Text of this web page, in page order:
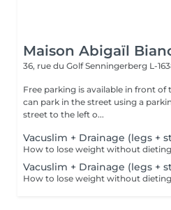
Maison Abigaïl
36, rue du GolfSenningerberg L-
Free parking is available in front
can park in the street using a
street to the left o...
Vacuslim + Drainage (legs +
Vacuslim + Drainage (legs +